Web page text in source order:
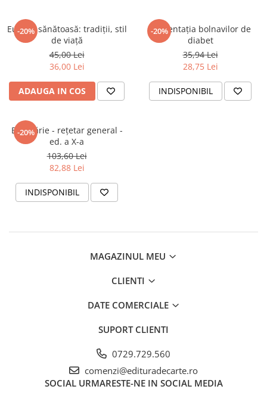
-20%
Europa sănătoasă: tradiții, stil
de viață
45,00 Lei
36,00 Lei
ADAUGA IN COS
-20%
Alimentația bolnavilor de
diabet
35,94 Lei
28,75 Lei
INDISPONIBIL
-20%
Bucătărie - rețetar general -
ed. a X-a
103,60 Lei
82,88 Lei
INDISPONIBIL
MAGAZINUL MEU
CLIENTI
DATE COMERCIALE
SUPORT CLIENTI
0729.729.560
comenzi@edituradecarte.ro
SOCIAL URMARESTE-NE IN SOCIAL MEDIA